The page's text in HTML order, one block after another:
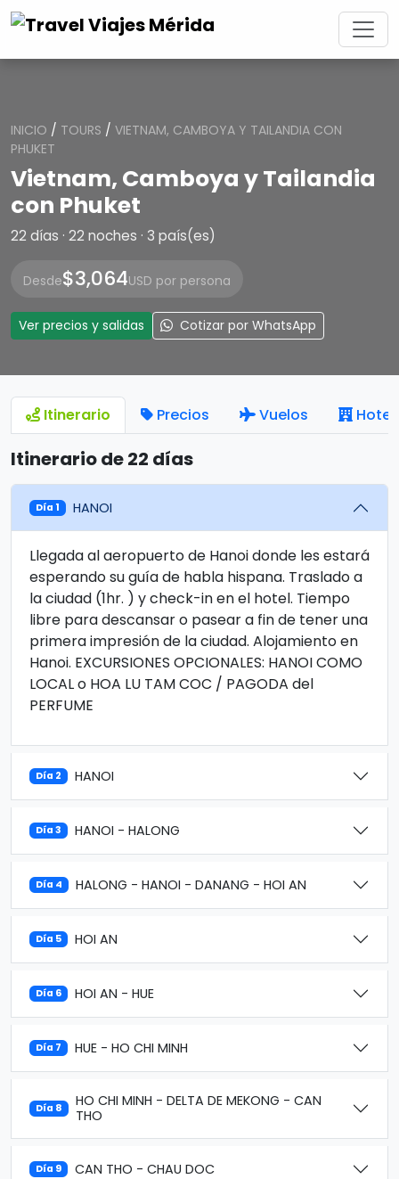
INICIO / TOURS / VIETNAM, CAMBOYA Y TAILANDIA CON
PHUKET
Vietnam, Camboya y Tailandia
con Phuket
22 días · 22 noches · 3 país(es)
Desde$3,064USD por persona
Ver precios y salidas Cotizar por WhatsApp
Itinerario Precios Vuelos
Itinerario de 22 días
Día 1 HANOI
Llegada al aeropuerto de Hanoi donde les estará
esperando su guía de habla hispana. Traslado a
la ciudad (1hr. ) y check-in en el hotel. Tiempo
libre para descansar o pasear a fin de tener una
primera impresión de la ciudad. Alojamiento en
Hanoi. EXCURSIONES OPCIONALES: HANOI COMO
LOCAL o HOA LU TAM COC / PAGODA del
PERFUME
Día 2 HANOI
Día 3 HANOI - HALONG
Día 4 HALONG - HANOI - DANANG - HOI AN
Día 5 HOI AN
Día 6 HOI AN - HUE
Día 7 HUE - HO CHI MINH
Día 8
HO CHI MINH - DELTA DE MEKONG - CAN
THO
Día 9 CAN THO - CHAU DOC